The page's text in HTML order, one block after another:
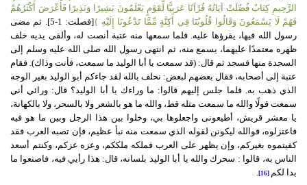
الرَّحِيمِ كِتَابٌ فُصِّلَتْ آيَاتُهُ قُرْآنًا عَرَبِيًّا لِّقَوْمٍ يَعْلَمُونَ بَشِيرًا وَنَذِيرًا فَأَعْرَضَ أَكْثَرُهُمْ
فَهُمْ لَا يَسْمَعُونَ وَقَالُوا قُلُوبُنَا فِي أَكِنَّةٍ مِّمَّا تَدْعُونَا إِلَيْهِ }
[فصلت: 1-5]. ثم مضى
رسول الله فيها، يقرؤها عليه. فلما سمعها منه عتبة أنصت له، وألقى يديه خلف
ظهره معتمدًا عليهما، يسمع منه، ثم انتهى رسول الله صلى الله عليه وسلم إلى
السجدة منها فسجد ثم قال: (قد سمعت يا أبا الوليد ما سمعت، فأنت وذاك). فقام
عتبة إلى أصحابه، فقال بعضهم لبعض: نحلف بالله لقد جاءكم أبو الوليد بغير الوجه
الذي ذهب به. فلما جلس إليهم قالوا: ما وراءك يا أبا الوليد؟ قال: ورائي أني
سمعت قولًا والله ما سمعت مثله قط، والله ما هو بالشعر ولا بالسحر، ولا بالكهانة،
يا معشر قريش، أطيعونى واجعلوها بي، وخلوا بين هذا الرجل وبين ما هو فيه
فاعتزلوه، فوالله ليكونن لقوله الذي سمعت منه نبأ عظيم، فإن تصبه العرب فقد
كفيتموه بغيركم، وإن يظهر على العرب فملكه ملككم، وعزه عزكم، وكنتم أسعد
الناس به، قالوا : سحرك والله يا أبا الوليد بلسانه، قال: هذا رأيي فيه، فاصنعوا ما
بدا لكم [16]